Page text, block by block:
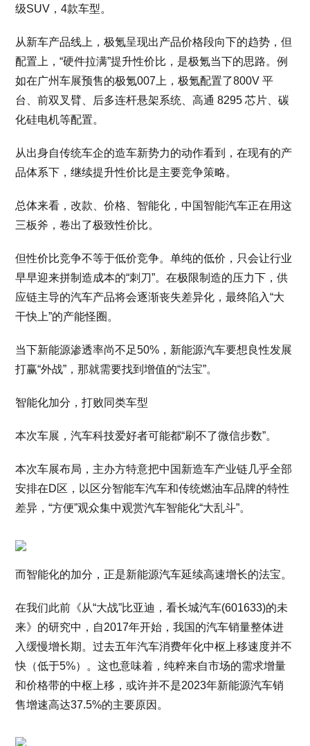
级SUV，4款车型。
从新车产品线上，极氪呈现出产品价格段向下的趋势，但
配置上，“硬件拉满”提升性价比，是极氪当下的思路。例
如在广州车展预售的极氪007上，极氪配置了800V 平
台、前双叉臂、后多连杆悬架系统、高通 8295 芯片、碳
化硅电机等配置。
从出身自传统车企的造车新势力的动作看到，在现有的产
品体系下，继续提升性价比是主要竞争策略。
总体来看，改款、价格、智能化，中国智能汽车正在用这
三板斧，卷出了极致性价比。
但性价比竞争不等于低价竞争。单纯的低价，只会让行业
早早迎来拼制造成本的“刺刀”。在极限制造的压力下，供
应链主导的汽车产品将会逐渐丧失差异化，最终陷入“大
干快上”的产能怪圈。
当下新能源渗透率尚不足50%，新能源汽车要想良性发展
打赢“外战”，那就需要找到增值的“法宝”。
智能化加分，打败同类车型
本次车展，汽车科技爱好者可能都“刷不了微信步数”。
本次车展布局，主办方特意把中国新造车产业链几乎全部
安排在D区，以区分智能车汽车和传统燃油车品牌的特性
差异，“方便”观众集中观赏汽车智能化“大乱斗”。
而智能化的加分，正是新能源汽车延续高速增长的法宝。
在我们此前《从“大战”比亚迪，看长城汽车(601633)的未
来》的研究中，自2017年开始，我国的汽车销量整体进
入缓慢增长期。过去五年汽车消费年化中枢上移速度并不
快（低于5%）。这也意味着，纯粹来自市场的需求增量
和价格带的中枢上移，或许并不是2023年新能源汽车销
售增速高达37.5%的主要原因。